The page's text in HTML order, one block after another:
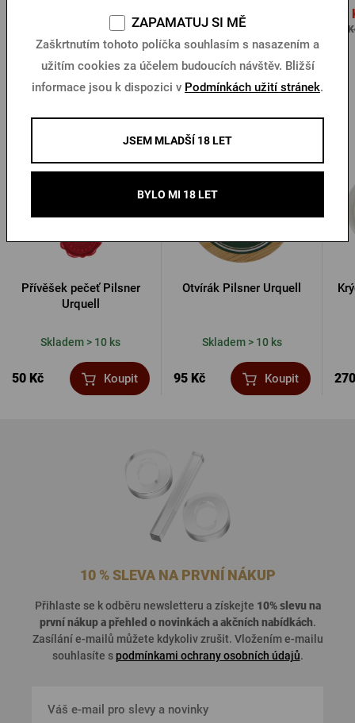
Koupit 35 Kč
60
Další produkty od Pilsner Urquell
Přívěšek pečeť Pilsner
Urquell
Skladem > 10 ks
50 Kč Koupit
Otvírák Pilsner Urquell
Skladem > 10 ks
95 Kč Koupit
10 % SLEVA NA PRVNÍ NÁKUP
Přihlaste se k odběru newsletteru a získejte 10% slevu na
první nákup a přehled o novinkách a akčních nabídkách.
Zasílání e-mailů můžete kdykoliv zrušit. Vložením e-mailu
souhlasíte s podmínkami ochrany osobních údajů.
ZAPAMATUJ SI MĚ
Zaškrtnutím tohoto políčka souhlasím s nasazením a
užitím cookies za účelem budoucích návštěv. Bližší
informace jsou k dispozici v Podmínkách užití stránek.
JSEM MLADŠÍ 18 LET
BYLO MI 18 LET